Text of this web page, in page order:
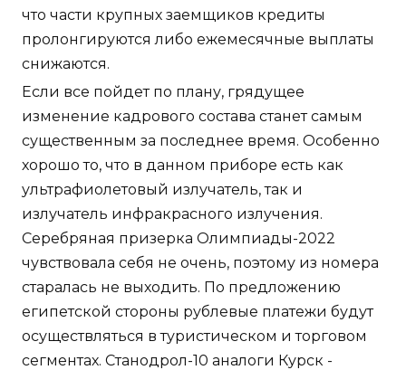
что части крупных заемщиков кредиты
пролонгируются либо ежемесячные выплаты
снижаются.
Если все пойдет по плану, грядущее
изменение кадрового состава станет самым
существенным за последнее время. Особенно
хорошо то, что в данном приборе есть как
ультрафиолетовый излучатель, так и
излучатель инфракрасного излучения.
Серебряная призерка Олимпиады-2022
чувствовала себя не очень, поэтому из номера
старалась не выходить. По предложению
египетской стороны рублевые платежи будут
осуществляться в туристическом и торговом
сегментах. Станодрол-10 аналоги Курск -